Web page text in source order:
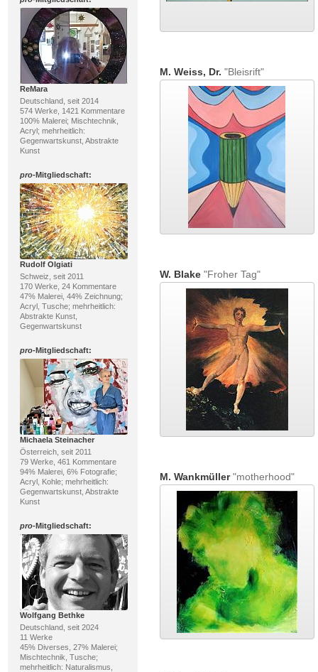
ReMara
Deutschland, seit 2014
574 Werke, 1421 Kommentare
100% Malerei; Mischtechnik,
Acryl; mehrheitlich:
Gegenwartskunst, Abstrakte
Kunst
pro-Mitgliedschaft:
Rudolf Olgiati
Schweiz, seit 2011
170 Werke, 24 Kommentare
47% Malerei, 44% Zeichnung;
Acryl, Tusche; mehrheitlich:
Abstrakte Kunst,
Gegenwartskunst
pro-Mitgliedschaft:
Michaela Steinacher
Österreich, seit 2011
79 Werke, 461 Kommentare
94% Malerei, 6% Fotografie;
Acryl, Kohle; mehrheitlich:
Gegenwartskunst, Abstrakte
Kunst
pro-Mitgliedschaft:
Wolfgang Bethke
Deutschland, seit 2024
11 Werke
45% Diverses, 27% Malerei;
Mischtechnik, Tusche;
mehrheitlich: Naturalismus,
M. Weiss, Dr. "Bleisrift"
W. Blake"Froher Tag"
M. Wankmüller"motherhood"